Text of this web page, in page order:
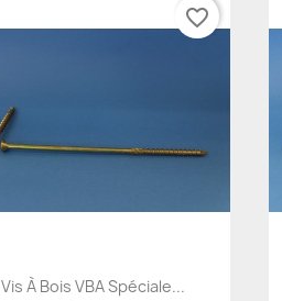
Aperçu rapide
Vis À Bois VBA Spéciale...
favorite_border